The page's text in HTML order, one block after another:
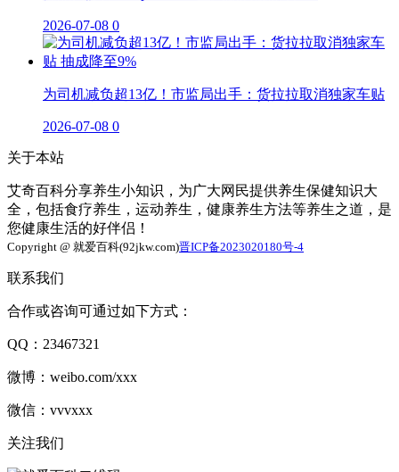
2026-07-08 0
为司机减负超13亿！市监局出手：货拉拉取消独家车贴
2026-07-08 0
关于本站
艾奇百科分享养生小知识，为广大网民提供养生保健知识大
全，包括食疗养生，运动养生，健康养生方法等养生之道，是
您健康生活的好伴侣！
Copyright @ 就爱百科(92jkw.com)晋ICP备2023020180号-4
联系我们
合作或咨询可通过如下方式：
QQ：23467321
微博：weibo.com/xxx
微信：vvvxxx
关注我们